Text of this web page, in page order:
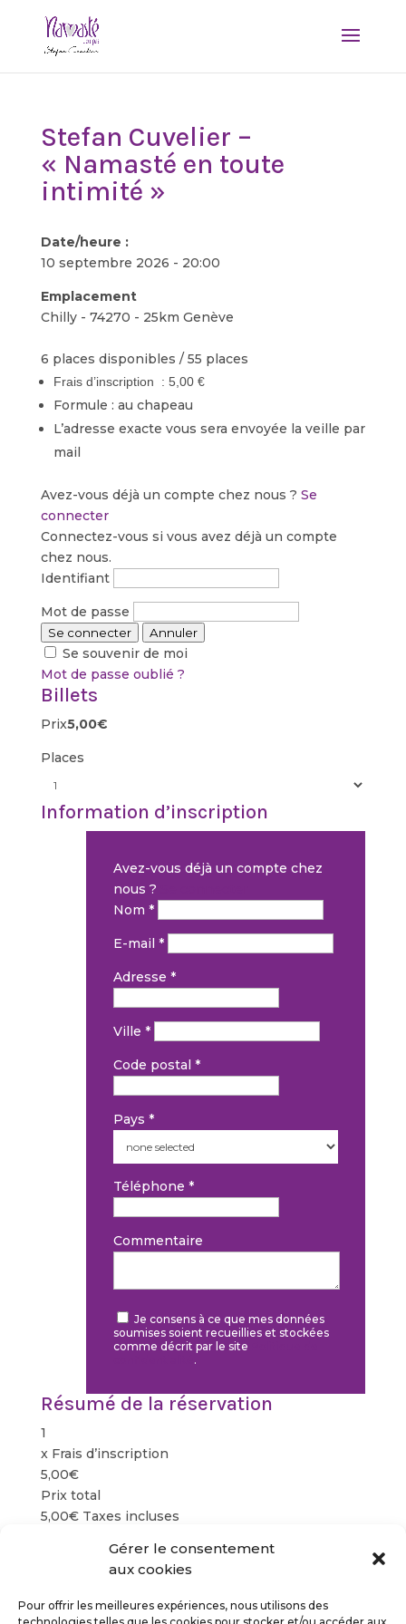
Gérer le consentement
aux cookies
Pour offrir les meilleures expériences, nous utilisons des
Stefan Cuvelier –
« Namasté en toute
intimité »
Date/heure :
10 septembre 2026 - 20:00
Emplacement
Chilly - 74270 - 25km Genève
6 places disponibles / 55 places
Frais d’inscription : 5,00 €
Formule : au chapeau
L’adresse exacte vous sera envoyée la veille par
mail
Avez-vous déjà un compte chez nous ? Se
connecter
Connectez-vous si vous avez déjà un compte
chez nous.
Identifiant
Mot de passe
Se connecter Annuler
Se souvenir de moi
Mot de passe oublié ?
Billets
Prix5,00€
Places
Information d’inscription
Avez-vous déjà un compte chez
nous ?
Nom *
E-mail *
Adresse *
Ville *
Code postal *
Pays *
Téléphone *
Commentaire
Je consens à ce que mes données
soumises soient recueillies et stockées
comme décrit par le site
.
Résumé de la réservation
1
xFrais d’inscription
5,00€
Prix total
5,00€ Taxes incluses